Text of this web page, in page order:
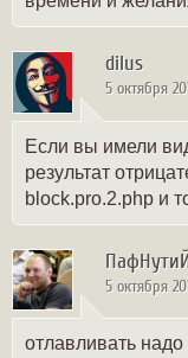
dilus
5 октября
Если вы имели
результат
block.pro.2.php и
5 октября
отлавливать